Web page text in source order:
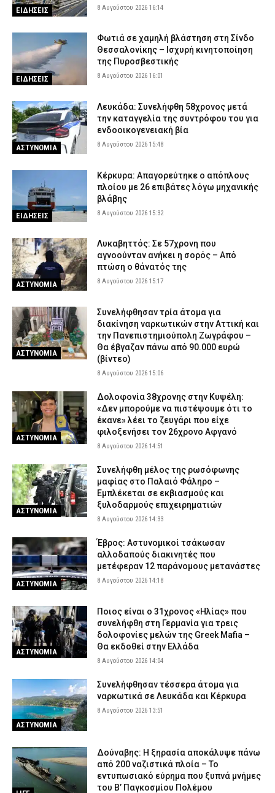
ΕΙΔΗΣΕΙΣ 8 Αυγούστου 2026 16:14
ΕΙΔΗΣΕΙΣ
Φωτιά σε χαμηλή βλάστηση στη Σίνδο
Θεσσαλονίκης – Ισχυρή κινητοποίηση
της Πυροσβεστικής
8 Αυγούστου 2026 16:01
ΑΣΤΥΝΟΜΙΑ
Λευκάδα: Συνελήφθη 58χρονος μετά
την καταγγελία της συντρόφου του για
ενδοοικογενειακή βία
8 Αυγούστου 2026 15:48
ΕΙΔΗΣΕΙΣ
Κέρκυρα: Απαγορεύτηκε ο απόπλους
πλοίου με 26 επιβάτες λόγω μηχανικής
βλάβης
8 Αυγούστου 2026 15:32
ΑΣΤΥΝΟΜΙΑ
Λυκαβηττός: Σε 57χρονη που
αγνοούνταν ανήκει η σορός – Από
πτώση ο θάνατός της
8 Αυγούστου 2026 15:17
ΑΣΤΥΝΟΜΙΑ
Συνελήφθησαν τρία άτομα για
διακίνηση ναρκωτικών στην Αττική και
την Πανεπιστημιούπολη Ζωγράφου –
Θα έβγαζαν πάνω από 90.000 ευρώ
(βίντεο)
8 Αυγούστου 2026 15:06
ΑΣΤΥΝΟΜΙΑ
Δολοφονία 38χρονης στην Κυψέλη:
«Δεν μπορούμε να πιστέψουμε ότι το
έκανε» λέει το ζευγάρι που είχε
φιλοξενήσει τον 26χρονο Αφγανό
8 Αυγούστου 2026 14:51
ΑΣΤΥΝΟΜΙΑ
Συνελήφθη μέλος της ρωσόφωνης
μαφίας στο Παλαιό Φάληρο –
Εμπλέκεται σε εκβιασμούς και
ξυλοδαρμούς επιχειρηματιών
8 Αυγούστου 2026 14:33
ΑΣΤΥΝΟΜΙΑ
Έβρος: Αστυνομικοί τσάκωσαν
αλλοδαπούς διακινητές που
μετέφεραν 12 παράνομους μετανάστες
8 Αυγούστου 2026 14:18
ΑΣΤΥΝΟΜΙΑ
Ποιος είναι ο 31χρονος «Ηλίας» που
συνελήφθη στη Γερμανία για τρεις
δολοφονίες μελών της Greek Mafia –
Θα εκδοθεί στην Ελλάδα
8 Αυγούστου 2026 14:04
ΑΣΤΥΝΟΜΙΑ
Συνελήφθησαν τέσσερα άτομα για
ναρκωτικά σε Λευκάδα και Κέρκυρα
8 Αυγούστου 2026 13:51
Δούναβης: Η ξηρασία αποκάλυψε πάνω
από 200 ναζιστικά πλοία – Το
εντυπωσιακό εύρημα που ξυπνά μνήμες
του Β’ Παγκοσμίου Πολέμου